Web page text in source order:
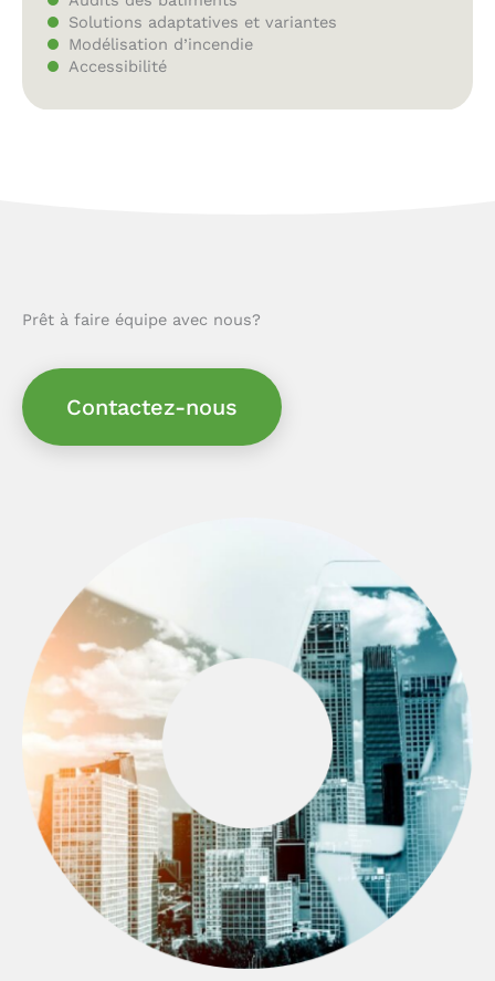
Solutions adaptatives et variantes
Modélisation d’incendie
Accessibilité
Prêt à faire équipe avec nous?
Contactez-nous